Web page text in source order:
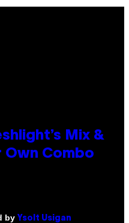
Mix &
Own Combo
by Ysolt Usigan